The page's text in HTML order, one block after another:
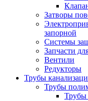
Затворы
запорной
Системы
Запчасти
Вентили
Редукторы
Трубы
Трубы